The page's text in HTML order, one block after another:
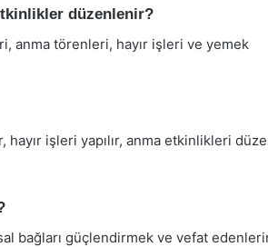
düzenlenir?
anma törenleri, hayır işleri ve yemek
hayır işleri yapılır, anma etkinlikleri
bağları güçlendirmek ve vefat